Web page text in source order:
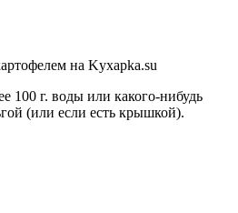
на Kyxapka.su
100 г. воды или какого-нибудь
(или если есть крышкой).